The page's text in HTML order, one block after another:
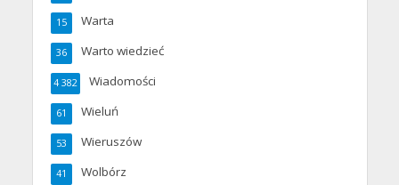
Warta
15
Warto wiedzieć
36
Wiadomości
4 382
Wieluń
61
Wieruszów
53
Wolbórz
41